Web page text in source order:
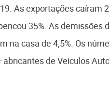
As exportações caíram
35%. As demissões
na casa de 4,5%. Os
de Veículos